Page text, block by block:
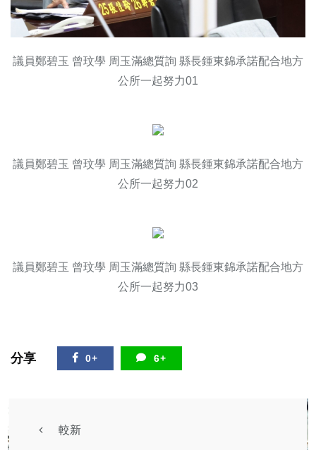
議員鄭碧玉 曾玟學 周玉滿總質詢 縣長鍾東錦承諾配合地方
公所一起努力01
議員鄭碧玉 曾玟學 周玉滿總質詢 縣長鍾東錦承諾配合地方
公所一起努力02
議員鄭碧玉 曾玟學 周玉滿總質詢 縣長鍾東錦承諾配合地方
公所一起努力03
分享 0+ 6+
較新